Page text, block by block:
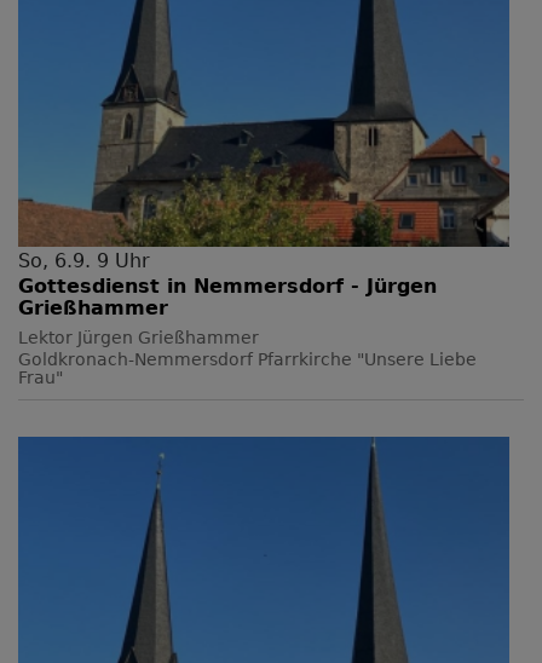
So, 6.9. 9 Uhr
Gottesdienst in Nemmersdorf - Jürgen
Grießhammer
Lektor Jürgen Grießhammer
Goldkronach-Nemmersdorf Pfarrkirche "Unsere Liebe
Frau"